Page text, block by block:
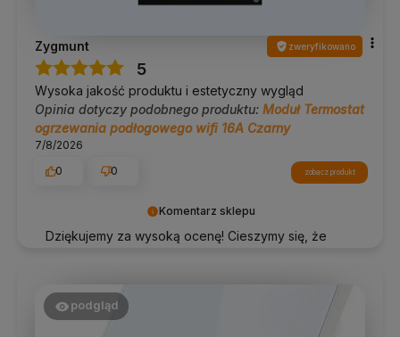
Komentarz sklepu
Dziękujemy za wysoką ocenę! Cieszymy się, że
Zygmunt zweryfikowano
5
Wysoka jakość produktu i estetyczny wygląd
Opinia dotyczy podobnego produktu: Moduł Termostat
ogrzewania podłogowego wifi 16A Czarny
7/8/2026
0
0 zobacz produkt
podgląd